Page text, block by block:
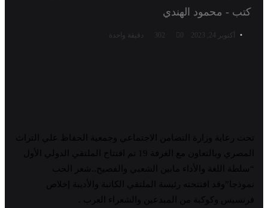
كتب - محمود الهندي
أكتوبر 24, 2023 302 دقيقة واحدة
تحت رعاية وزارة التضامن الاجتماعي وجمعية الحفاظ علي التراث
المصري وبالتعاون مع الغرفة 19 تم افتتاح الملتقي الدولي الأول
“سلطة اللغة والأداء مابين الشعبي والفصيح..شعر الحب
نموذجا”وقد افتتحته رئيسة الملتقي الكاتبة والأديبة إخلاص
فرنسيس وكوكبة من المبدعين والشعراء العرب .